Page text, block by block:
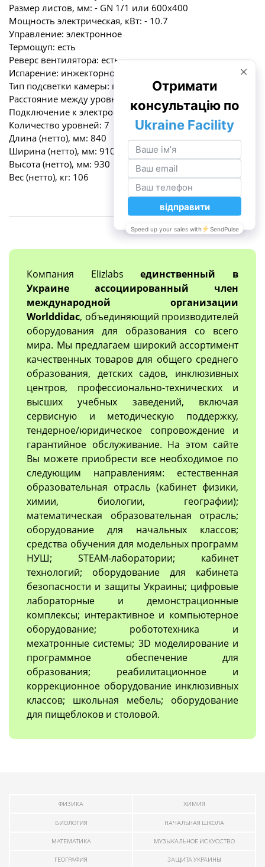
Размер листов, мм: - GN 1/1 или 600х400
Мощность электрическая, кВт: - 10.7
Управление: электронное
Термощуп: есть
Реверс вентилятора: есть
Испарение: инжекторное
Тип подсветки камеры: галогенный
Расстояние между уровнями, мм: 80
Подключение к электросети: 220/380В
Количество уровней: 7
Длина (нетто), мм: 840
Ширина (нетто), мм: 910
Высота (нетто), мм: 930
Вес (нетто), кг: 106
Компания Elizlabsединственный в
Украине ассоциированный член
международной организации
Worlddidac, объединяющий производителей
оборудования для образования со всего
мира. Мы предлагаем широкий ассортимент
качественных товаров для общего среднего
образования, детских садов, инклюзивных
центров, профессионально-технических и
высших учебных заведений, включая
сервисную и методическую поддержку,
тендерное/юридическое сопровождение и
гарантийное обслуживание. На этом сайте
Вы можете приобрести все необходимое по
следующим направлениям: естественная
образовательная отрасль (кабинет физики,
химии, биологии, географии);
математическая образовательная отрасль;
оборудование для начальных классов;
средства обучения для модельных программ
НУШ; STEAM-лаборатории; кабинет
технологий; оборудование для кабинета
безопасности и защиты Украины; цифровые
лабораторные и демонстрационные
комплексы; интерактивное и компьютерное
оборудование; робототехника и
мехатронные системы; 3D моделирование и
программное обеспечение для
образования; реабилитационное и
коррекционное оборудование инклюзивных
классов; школьная мебель; оборудование
для пищеблоков и столовой.
ФИЗИКА ХИМИЯ
БИОЛОГИЯ НАЧАЛЬНАЯ ШКОЛА
МАТЕМАТИКА МУЗЫКАЛЬНОЕ ИСКУССТВО
ГЕОГРАФИЯ ЗАЩИТА УКРАИНЫ